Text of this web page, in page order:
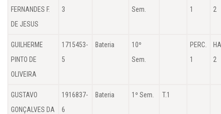
FERNANDES F.
DE JESUS
3
Sem.
1
2
GUILHERME
PINTO DE
OLIVEIRA
1715453-
5
Bateria
10º
Sem.
PERC.
1
2
GUSTAVO
GONÇALVES DA
1916837-
6
Bateria 1º Sem. T.1